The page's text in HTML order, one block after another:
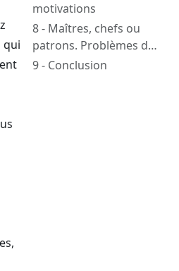
qui
motivations
8 - Maîtres, chefs ou
patrons. Problèmes de
salaires
9 - Conclusion